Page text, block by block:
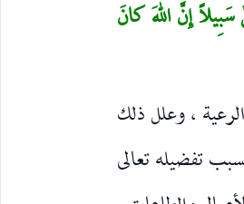
إِنَّ اللهَ كانَ
، وعلل ذلك
تفضيله تعالى